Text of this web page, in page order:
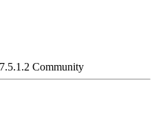
Community